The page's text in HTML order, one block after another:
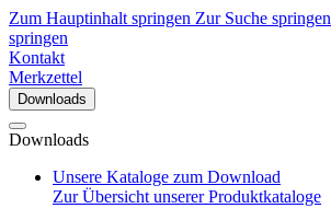
Zum Hauptinhalt springen Zur Suche springen
springen
Kontakt
Merkzettel
Downloads
Downloads
Unsere Kataloge zum Download
Zur Übersicht unserer Produktkataloge